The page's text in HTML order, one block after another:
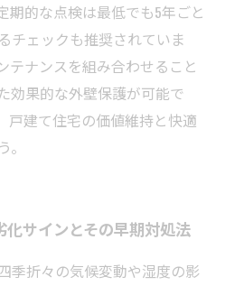
期的な点検は最低でも5年ごと
チェックも推奨されていま
テナンスを組み合わせること
効果的な外壁保護が可能で
戸建て住宅の価値維持と快適
化サインとその早期対処法
季折々の気候変動や湿度の影